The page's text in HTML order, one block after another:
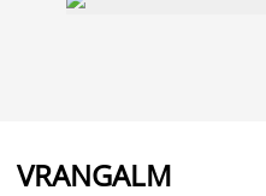
VRANGALM